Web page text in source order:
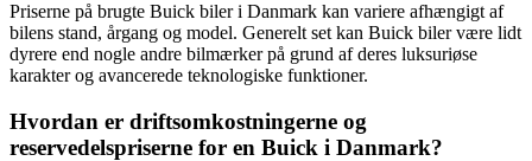
Priserne på brugte Buick biler i Danmark kan variere afhængigt af
bilens stand, årgang og model. Generelt set kan Buick biler være lidt
dyrere end nogle andre bilmærker på grund af deres luksuriøse
karakter og avancerede teknologiske funktioner.
Hvordan er driftsomkostningerne og
reservedelspriserne for en Buick i Danmark?